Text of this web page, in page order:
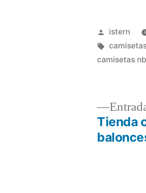
Publicado
por
istern
Etiquetas:
camisetas
Navegación
Tienda